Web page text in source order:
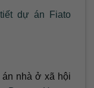
dự án Fiato
nhà ở xã hội